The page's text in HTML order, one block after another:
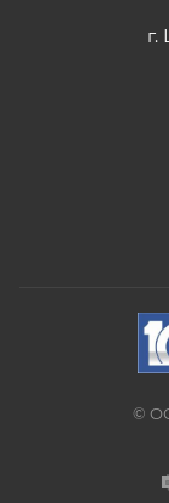
г.
©